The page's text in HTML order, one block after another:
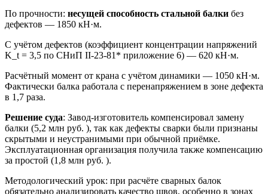
По прочности: несущей способность стальной балки без
дефектов — 1850 кН·м.
С учётом дефектов (коэффициент концентрации напряжений
K_t = 3,5 по СНиП II-23-81* приложение 6) — 620 кН·м.
Расчётный момент от крана с учётом динамики — 1050 кН·м.
Фактически балка работала с перенапряжением в зоне дефекта
в 1,7 раза.
Решение суда: Завод-изготовитель компенсировал замену
балки (5,2 млн руб. ), так как дефекты сварки были признаны
скрытыми и неустранимыми при обычной приёмке.
Эксплуатационная организация получила также компенсацию
за простой (1,8 млн руб. ).
Методологический урок: при расчёте сварных балок
обязательно анализировать качество швов, особенно в зонах